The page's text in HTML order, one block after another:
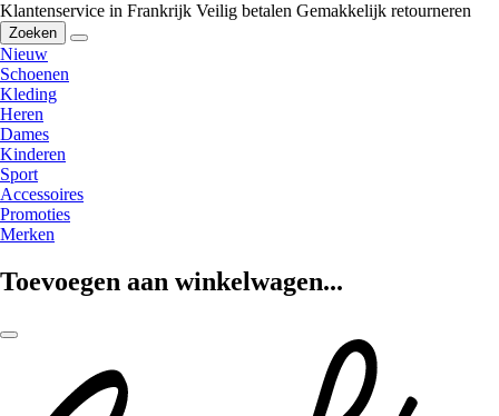
Klantenservice in Frankrijk Veilig betalen Gemakkelijk retourneren
Zoeken
Nieuw
Schoenen
Kleding
Heren
Dames
Kinderen
Sport
Accessoires
Promoties
Merken
Toevoegen aan winkelwagen...